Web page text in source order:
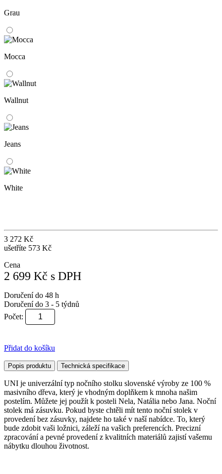
Grau
Mocca
Wallnut
Jeans
White
3 272 Kč
ušetříte 573 Kč
Cena
2 699 Kč s DPH
Doručení do 48 h
Doručení do 3 - 5 týdnů
Počet:
Přidat do košíku
Popis produktu Technická specifikace
UNI je univerzální typ nočního stolku slovenské výroby ze 100 %
masivního dřeva, který je vhodným doplňkem k mnoha našim
postelím. Můžete jej použít k posteli Nela, Natália nebo Jana. Noční
stolek má zásuvku. Pokud byste chtěli mít tento noční stolek v
provedení bez zásuvky, najdete ho také v naší nabídce. To, který
bude zdobit vaši ložnici, záleží na vašich preferencích. Precizní
zpracování a pevné provedení z kvalitních materiálů zajistí vašemu
nábytku dlouhou životnost.